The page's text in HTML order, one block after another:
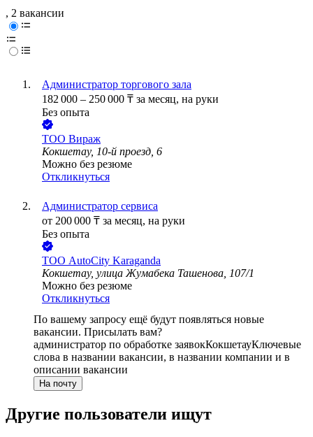
, 2 вакансии
Администратор торгового зала
182 000 – 250 000 ₸ за месяц, на руки
Без опыта
ТОО Вираж
Кокшетау, 10-й проезд, 6
Можно без резюме
Откликнуться
Администратор сервиса
от 200 000 ₸ за месяц, на руки
Без опыта
ТОО AutoCity Karaganda
Кокшетау, улица Жумабека Ташенова, 107/1
Можно без резюме
Откликнуться
По вашему запросу ещё будут появляться новые
вакансии. Присылать вам?
администратор по обработке заявокКокшетауКлючевые
слова в названии вакансии, в названии компании и в
описании вакансии
На почту
Другие пользователи ищут